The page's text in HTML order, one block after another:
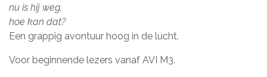
nu is hij weg.
hoe kan dat?
Een grappig avontuur hoog in de lucht.
Voor beginnende lezers vanaf AVI M3.